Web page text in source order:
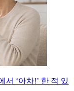
‘아차!’ 한 적 있